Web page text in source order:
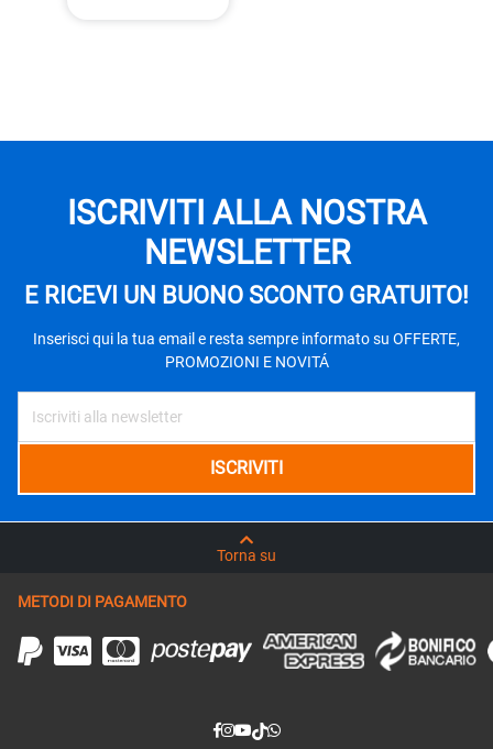
ISCRIVITI ALLA NOSTRA
NEWSLETTER
E RICEVI UN BUONO SCONTO GRATUITO!
Inserisci qui la tua email e resta sempre informato su OFFERTE,
PROMOZIONI E NOVITÁ
Torna su
METODI DI PAGAMENTO